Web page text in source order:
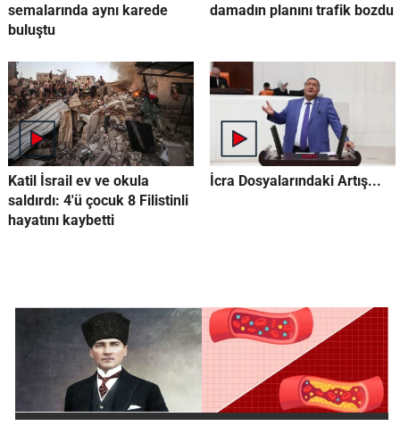
semalarında aynı karede
buluştu
damadın planını trafik bozdu
Katil İsrail ev ve okula
saldırdı: 4'ü çocuk 8 Filistinli
hayatını kaybetti
İcra Dosyalarındaki Artış...